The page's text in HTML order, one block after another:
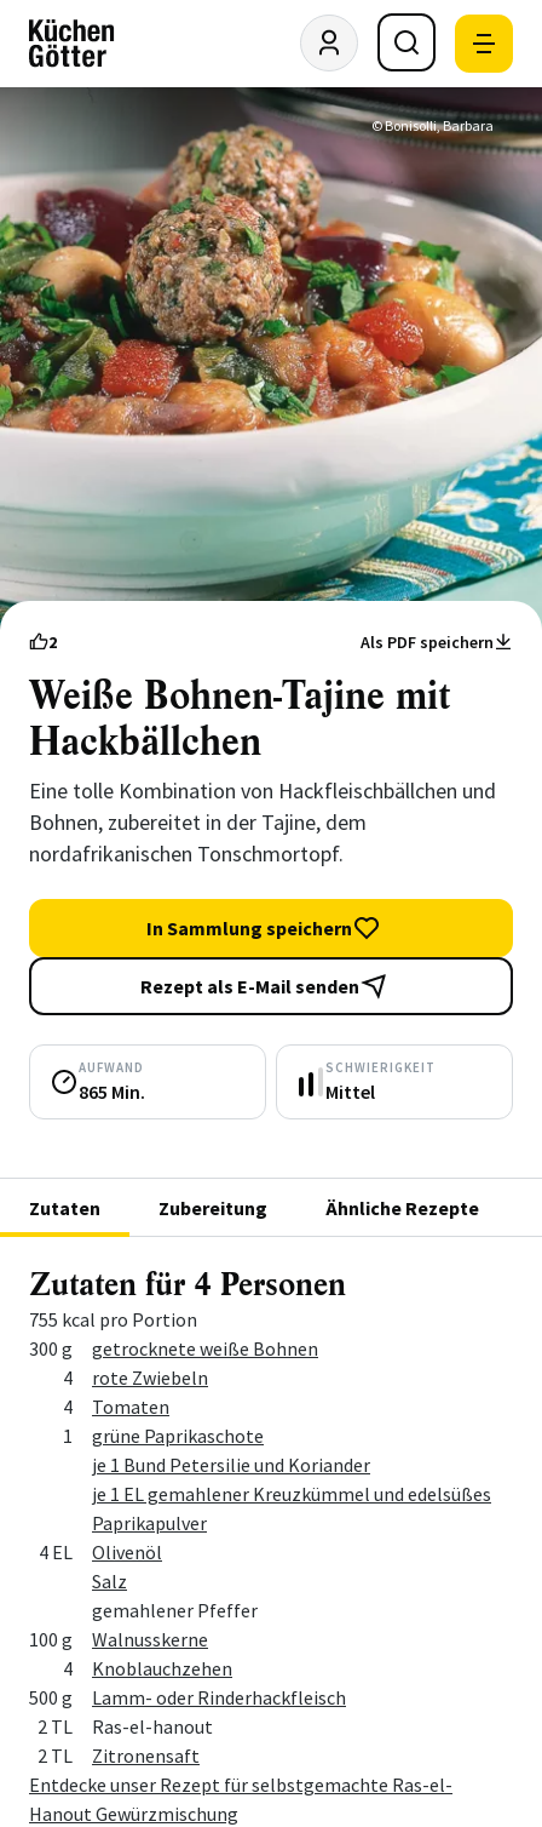
© Bonisolli, Barbara
2 Als PDF speichern
Weiße Bohnen-Tajine mit
Hackbällchen
Eine tolle Kombination von Hackfleischbällchen und
Bohnen, zubereitet in der Tajine, dem
nordafrikanischen Tonschmortopf.
In Sammlung speichern
Rezept als E-Mail senden
AUFWAND
865 Min.
SCHWIERIGKEIT
Mittel
Zutaten Zubereitung Ähnliche Rezepte
Zutaten für 4 Personen
755 kcal pro Portion
Menge
Zutat
300 g
getrocknete weiße Bohnen
4
rote Zwiebeln
4
Tomaten
1
grüne Paprikaschote
je 1 Bund Petersilie und Koriander
je 1 EL gemahlener Kreuzkümmel und edelsüßes
Paprikapulver
4 EL
Olivenöl
Salz
gemahlener Pfeffer
100 g
Walnusskerne
4
Knoblauchzehen
500 g
Lamm- oder Rinderhackfleisch
2 TL
Ras-el-hanout
2 TL
Zitronensaft
Entdecke unser Rezept für selbstgemachte Ras-el-
Hanout Gewürzmischung